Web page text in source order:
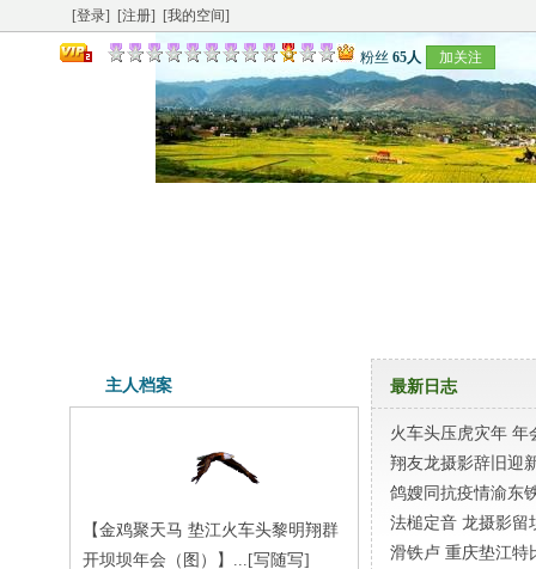
[登录] [注册] [我的空间]
粉丝 65人 加关注
主人档案
【金鸡聚天马 垫江火车头黎明翔群
开坝坝年会（图）】... [写随写]
最新日志
火车头压虎灾年 年
翔友龙摄影辞旧迎
鸽嫂同抗疫情渝东
法槌定音 龙摄影留
滑铁卢 重庆垫江特